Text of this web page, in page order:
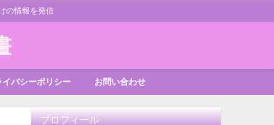
の情報を発信
イバシーポリシー お問い合わせ
プロフィール